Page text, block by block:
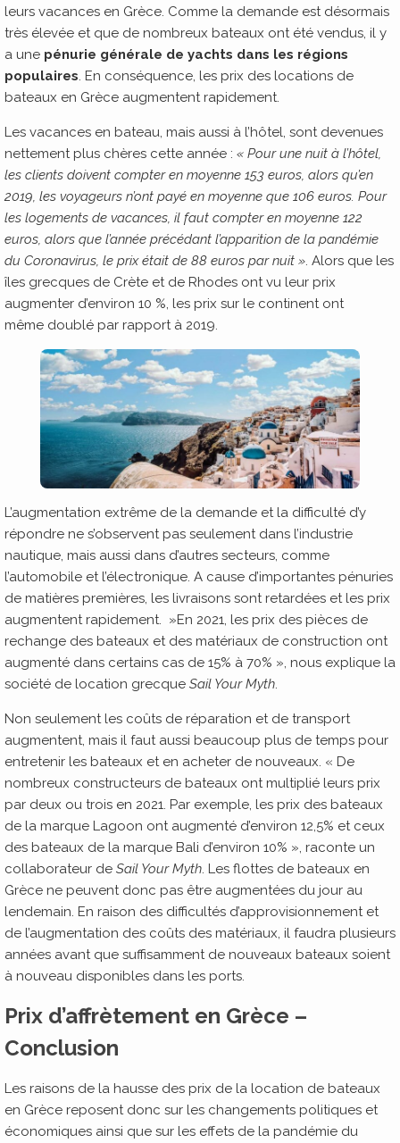
leurs vacances en Grèce. Comme la demande est désormais
très élevée et que de nombreux bateaux ont été vendus, il y
a une pénurie générale de yachts dans les régions
populaires. En conséquence, les prix des locations de
bateaux en Grèce augmentent rapidement.
Les vacances en bateau, mais aussi à l’hôtel, sont devenues
nettement plus chères cette année : « Pour une nuit à l’hôtel,
les clients doivent compter en moyenne 153 euros, alors qu’en
2019, les voyageurs n’ont payé en moyenne que 106 euros. Pour
les logements de vacances, il faut compter en moyenne 122
euros, alors que l’année précédant l’apparition de la pandémie
du Coronavirus, le prix était de 88 euros par nuit ». Alors que les
îles grecques de Crète et de Rhodes ont vu leur prix
augmenter d’environ 10 %, les prix sur le continent ont
même doublé par rapport à 2019.
L’augmentation extrême de la demande et la difficulté d’y
répondre ne s’observent pas seulement dans l’industrie
nautique, mais aussi dans d’autres secteurs, comme
l’automobile et l’électronique. A cause d’importantes pénuries
de matières premières, les livraisons sont retardées et les prix
augmentent rapidement. »En 2021, les prix des pièces de
rechange des bateaux et des matériaux de construction ont
augmenté dans certains cas de 15% à 70% », nous explique la
société de location grecque Sail Your Myth.
Non seulement les coûts de réparation et de transport
augmentent, mais il faut aussi beaucoup plus de temps pour
entretenir les bateaux et en acheter de nouveaux. « De
nombreux constructeurs de bateaux ont multiplié leurs prix
par deux ou trois en 2021. Par exemple, les prix des bateaux
de la marque Lagoon ont augmenté d’environ 12,5% et ceux
des bateaux de la marque Bali d’environ 10% », raconte un
collaborateur de Sail Your Myth. Les flottes de bateaux en
Grèce ne peuvent donc pas être augmentées du jour au
lendemain. En raison des difficultés d’approvisionnement et
de l’augmentation des coûts des matériaux, il faudra plusieurs
années avant que suffisamment de nouveaux bateaux soient
à nouveau disponibles dans les ports.
Prix ​​d’affrètement en Grèce –
Conclusion
Les raisons de la hausse des prix de la location de bateaux
en Grèce reposent donc sur les changements politiques et
économiques ainsi que sur les effets de la pandémie du